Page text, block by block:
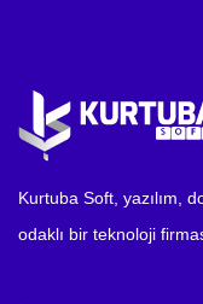
Kurtuba Soft, yazılım,
odaklı bir teknoloji